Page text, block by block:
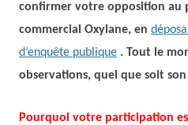
confirmer votre opposition au
commercial Oxylane, en
d’enquête publique . Tout le
observations, quel que soit
Pourquoi votre participation